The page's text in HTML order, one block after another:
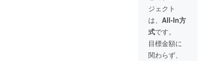
方法：2
月中に
郵送に
てお渡
しいた
しま
す。
ジェクト
は、 All-In方
式です。
目標金額に
関わらず、